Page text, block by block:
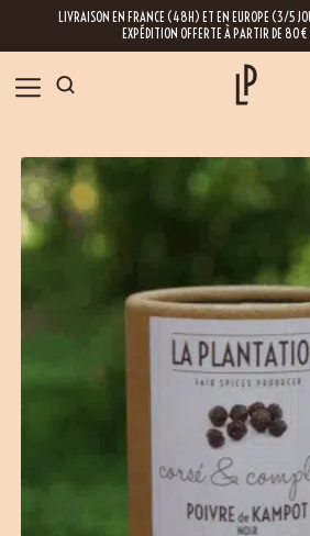
LIVRAISON EN FRANCE (48H) ET EN EUROPE (3/5
EXPÉDITION OFFERTE À PARTIR DE
NOS ÉPICES
RECETTES
NOUS RENDRE VISITE
Contact
NOTRE BOUTIQUE
INSCRIVEZ-VOUS À LA
En laissant votre e-mail, vous obtenez l’accès à nos
conseils, inspirations et informations sur nos dernières
désinscrire est possible à tout